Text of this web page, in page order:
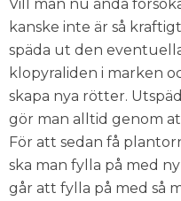
Vill man nu ändå
kanske inte är så
späda ut den
klopyraliden i marken
skapa nya rötter.
gör man alltid genom
För att sedan få
ska man fylla på med
går att fylla på med så